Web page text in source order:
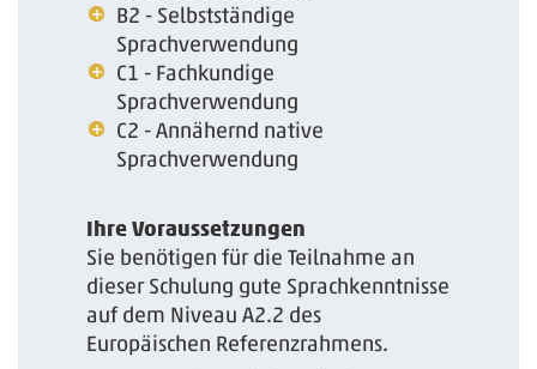
B2 - Selbstständige
Sprachverwendung
C1 - Fachkundige
Sprachverwendung
C2 - Annähernd native
Sprachverwendung
Ihre Voraussetzungen
Sie benötigen für die Teilnahme an
dieser Schulung gute Sprachkenntnisse
auf dem Niveau A2.2 des
Europäischen Referenzrahmens.